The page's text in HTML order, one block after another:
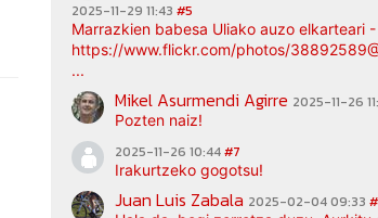
2025-11-29 11:43 #5
Marrazkien babesa Uliako auzo elkarteari
https://www.flickr.com/photos/
...
Mikel Asurmendi Agirre 2025-11-26
Pozten naiz!
2025-11-26 10:44#7
Irakurtzeko gogotsu!
Juan Luis Zabala 2025-02-04 09:33